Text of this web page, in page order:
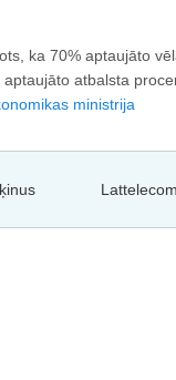
ka 70% aptaujāto
atbalsta
ministrija